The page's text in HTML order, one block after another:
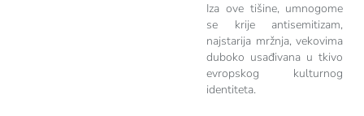
Iza ove tišine, umnogome
se krije antisemitizam,
najstarija mržnja, vekovima
duboko usađivana u tkivo
evropskog kulturnog
identiteta.